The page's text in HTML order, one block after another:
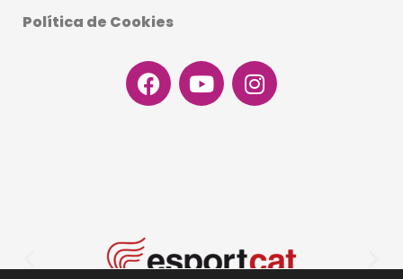
Política de Cookies
Facebook
YoutubeInstagram